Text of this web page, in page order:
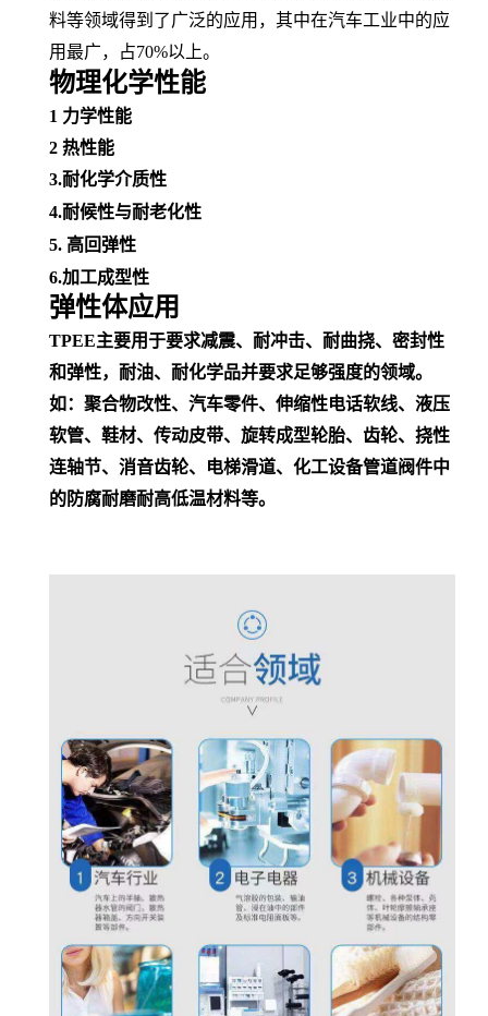
料等领域得到了广泛的应用，其中在汽车工业中的应
用最广，占70%以上。
物理化学性能
1 力学性能
2 热性能
3.耐化学介质性
4.耐候性与耐老化性
5. 高回弹性
6.加工成型性
弹性体应用
TPEE主要用于要求减震、耐冲击、耐曲挠、密封性
和弹性，耐油、耐化学品并要求足够强度的领域。
如：聚合物改性、汽车零件、 伸缩性电话软线、 液压
软管、鞋材、传动皮带、旋转成型轮胎、齿轮、挠性
连轴节、消音齿轮、电梯滑道、 化工设备管道阀件中
的防腐耐磨耐高低温材料等。